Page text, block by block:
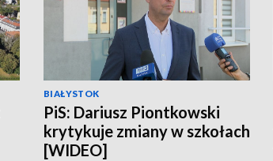
BIAŁYSTOK
PiS: Dariusz Piontkowski
krytykuje zmiany w szkołach
[WIDEO]